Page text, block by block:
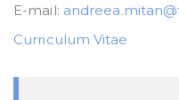
E-mail:
Curriculum Vitae